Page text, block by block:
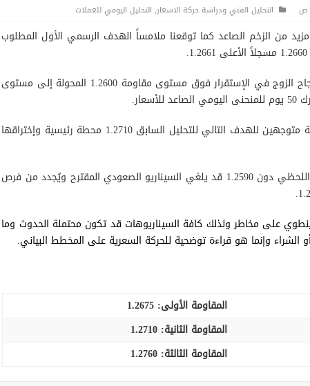
التحليل الفني ودراسة حركة الاسعار, التحليل اليومي للعملات
من الزخم الصاعد كما توقعنا ملامساً الهدف الرسمي الأول المطلوب
من زاوية التحليل الفني اليوم ومع نجاح الزوج في الإستقرار فوق مستوى مقاومة 1.2600 المحولة إلى مستوى
بالتالي إحتمالية مواصلة الإرتفاع قائمة متوجهين للهدف التالي للتحليل السابق 1.2710 محطة رئيسية وإختراقها
فقط من الأسفل عودة ثبات التداول اللحظي دون 1.2590 قد يلغي السيناريو الصعودي المقترح ويُجدد من فرص
على مخاطر ولذلك كافة السيناريوهات قد تكون محتملة الحدوث وما
الشراء وإنما هو قراءة توضحية للحركة السعرية على المخطط البياني.
المقاومة الأولى: 1.2675
المقاومة الثانية: 1.2710
المقاومة الثالثة: 1.2760